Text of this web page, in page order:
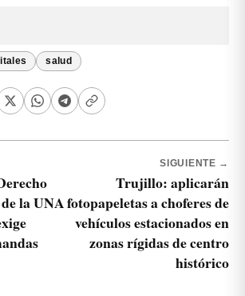
salud
la UNA
SIGUIENTE →
Trujillo: aplicarán
fotopapeletas a choferes de
vehículos estacionados en
zonas rígidas de centro
histórico